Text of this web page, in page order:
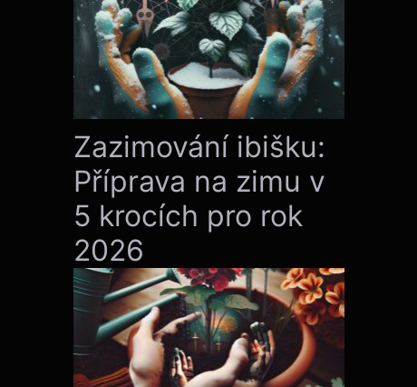
Zazimování ibišku:
Příprava na zimu v
5 krocích pro rok
2026